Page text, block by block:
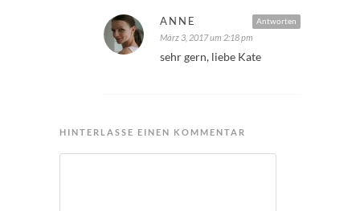
Antworten
ANNE
März 3, 2017 um 2:18 pm
sehr gern, liebe Kate
HINTERLASSE EINEN KOMMENTAR